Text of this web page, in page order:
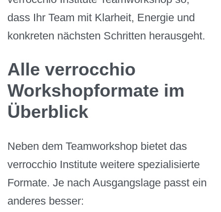
dass Ihr Team mit Klarheit, Energie und
konkreten nächsten Schritten herausgeht.
Alle verrocchio
Workshopformate im
Überblick
Neben dem Teamworkshop bietet das
verrocchio Institute weitere spezialisierte
Formate. Je nach Ausgangslage passt ein
anderes besser: